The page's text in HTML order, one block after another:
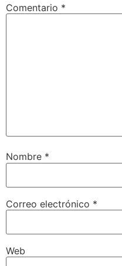
Comentario *
Nombre *
Correo electrónico *
Web